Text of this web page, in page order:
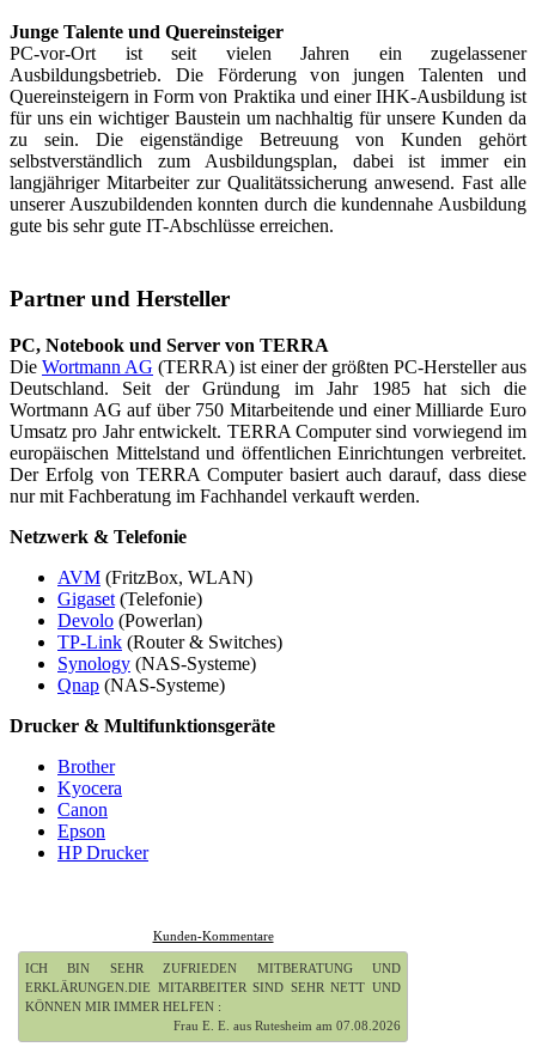
Junge Talente und Quereinsteiger
PC-vor-Ort ist seit vielen Jahren ein zugelassener
Ausbildungsbetrieb. Die Förderung von jungen Talenten und
Quereinsteigern in Form von Praktika und einer IHK-Ausbildung ist
für uns ein wichtiger Baustein um nachhaltig für unsere Kunden da
zu sein. Die eigenständige Betreuung von Kunden gehört
selbstverständlich zum Ausbildungsplan, dabei ist immer ein
langjähriger Mitarbeiter zur Qualitätssicherung anwesend. Fast alle
unserer Auszubildenden konnten durch die kundennahe Ausbildung
gute bis sehr gute IT-Abschlüsse erreichen.
Partner und Hersteller
PC, Notebook und Server von TERRA
Die Wortmann AG (TERRA) ist einer der größten PC-Hersteller aus
Deutschland. Seit der Gründung im Jahr 1985 hat sich die
Wortmann AG auf über 750 Mitarbeitende und einer Milliarde Euro
Umsatz pro Jahr entwickelt. TERRA Computer sind vorwiegend im
europäischen Mittelstand und öffentlichen Einrichtungen verbreitet.
Der Erfolg von TERRA Computer basiert auch darauf, dass diese
nur mit Fachberatung im Fachhandel verkauft werden.
Netzwerk & Telefonie
AVM (FritzBox, WLAN)
Gigaset (Telefonie)
Devolo (Powerlan)
TP-Link (Router & Switches)
Synology (NAS-Systeme)
Qnap (NAS-Systeme)
Drucker & Multifunktionsgeräte
Brother
Kyocera
Canon
Epson
HP Drucker
Kunden-Kommentare
ICH BIN SEHR ZUFRIEDEN MITBERATUNG UND
ERKLÄRUNGEN.DIE MITARBEITER SIND SEHR NETT UND
KÖNNEN MIR IMMER HELFEN :
Frau E. E. aus Rutesheim am 07.08.2026